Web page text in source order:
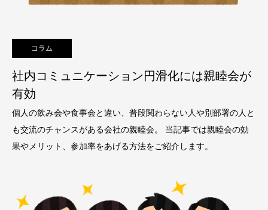
コラム
社内コミュニケーション円滑化には親睦会が
有効
個人の飲み会や食事会と違い、普段関わらない人や別部署の人と
も交流のチャンスがある会社の親睦会。 当記事では親睦会の効
果やメリット、参加率をあげる方法をご紹介します。